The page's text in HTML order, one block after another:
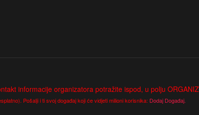
informacije organizatora potražite ispod, u polju
Pošalji i ti svoj događaj koji će vidjeti milioni korisnika: Dodaj Događaj.